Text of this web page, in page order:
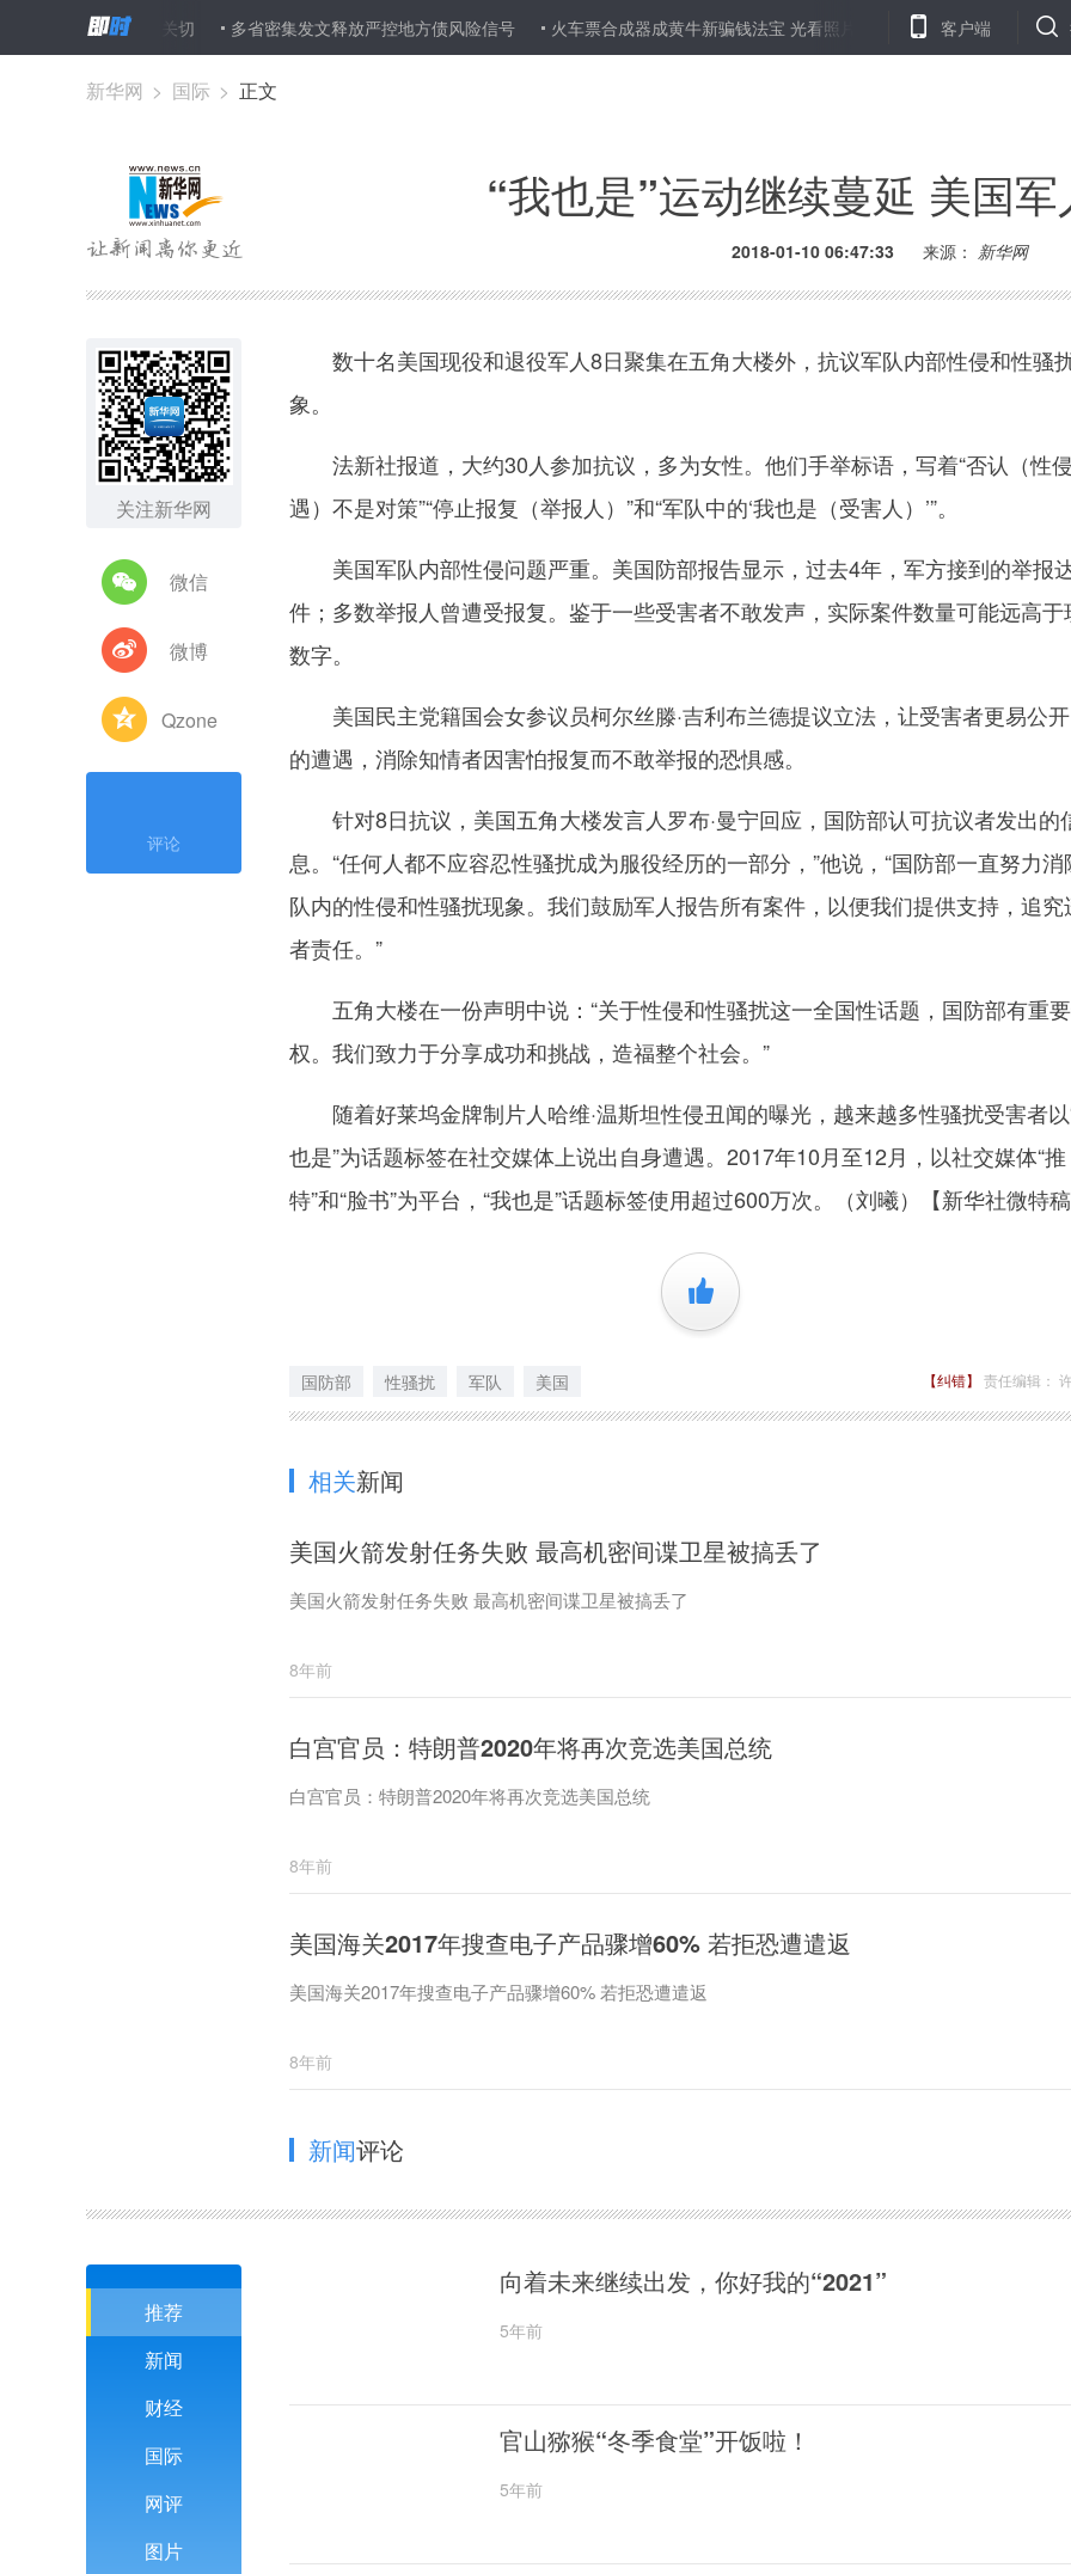
应公众七大关切 多省密集发文释放严控地方债风险信号 火车票合成器成黄牛新骗钱法宝 光看照片几乎一样 卫计委：预计流感活动
客户端
新华网 > 国际 > 正文
“我也是”运动继续蔓延 美国
2018-01-10 06:47:33 来源： 新华网
关注新华网
微信
微博
Qzone
评论
数十名美国现役和退役军人8日聚集在五角大楼外，抗议军队内部性侵和性骚
象。
法新社报道，大约30人参加抗议，多为女性。他们手举标语，写着“否认（性
遇）不是对策”“停止报复（举报人）”和“军队中的‘我也是（受害人）’”。
美国军队内部性侵问题严重。美国防部报告显示，过去4年，军方接到的举报
件；多数举报人曾遭受报复。鉴于一些受害者不敢发声，实际案件数量可能远高于
数字。
美国民主党籍国会女参议员柯尔丝滕·吉利布兰德提议立法，让受害者更易公
的遭遇，消除知情者因害怕报复而不敢举报的恐惧感。
针对8日抗议，美国五角大楼发言人罗布·曼宁回应，国防部认可抗议者发出的
息。“任何人都不应容忍性骚扰成为服役经历的一部分，”他说，“国防部一直努力消
队内的性侵和性骚扰现象。我们鼓励军人报告所有案件，以便我们提供支持，追究
者责任。”
五角大楼在一份声明中说：“关于性侵和性骚扰这一全国性话题，国防部有重
权。我们致力于分享成功和挑战，造福整个社会。”
随着好莱坞金牌制片人哈维·温斯坦性侵丑闻的曝光，越来越多性骚扰受害者以
也是”为话题标签在社交媒体上说出自身遭遇。2017年10月至12月，以社交媒体“推
特”和“脸书”为平台，“我也是”话题标签使用超过600万次。（刘曦）【新华社微特稿
+1
国防部 性骚扰 军队 美国 【纠错】 责任编辑：
相关新闻
美国火箭发射任务失败 最高机密间谍卫星被搞丢了
美国火箭发射任务失败 最高机密间谍卫星被搞丢了
8年前
白宫官员：特朗普2020年将再次竞选美国总统
白宫官员：特朗普2020年将再次竞选美国总统
8年前
美国海关2017年搜查电子产品骤增60% 若拒恐遭遣返
美国海关2017年搜查电子产品骤增60% 若拒恐遭遣返
8年前
新闻评论
推荐
新闻
财经
国际
网评
图片
向着未来继续出发，你好我的“2021”
5年前
官山猕猴“冬季食堂”开饭啦！
5年前